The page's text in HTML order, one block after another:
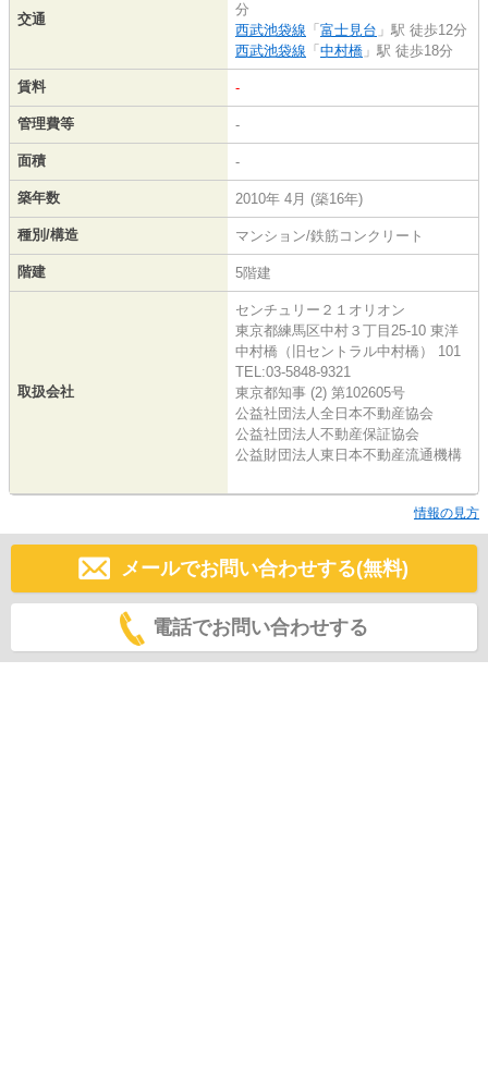
交通
分
西武池袋線 「 富士見台 」駅 徒歩12分
西武池袋線 「 中村橋 」駅 徒歩18分
賃料 -
管理費等 -
面積 -
築年数 2010年 4月 (築16年)
種別/構造 マンション/鉄筋コンクリート
階建 5階建
取扱会社
センチュリー２１オリオン
東京都練馬区中村３丁目25-10 東洋
中村橋（旧セントラル中村橋） 101
TEL:03-5848-9321
東京都知事 (2) 第102605号
公益社団法人全日本不動産協会
公益社団法人不動産保証協会
公益財団法人東日本不動産流通機構
情報の見方
メールでお問い合わせする(無料)
電話でお問い合わせする